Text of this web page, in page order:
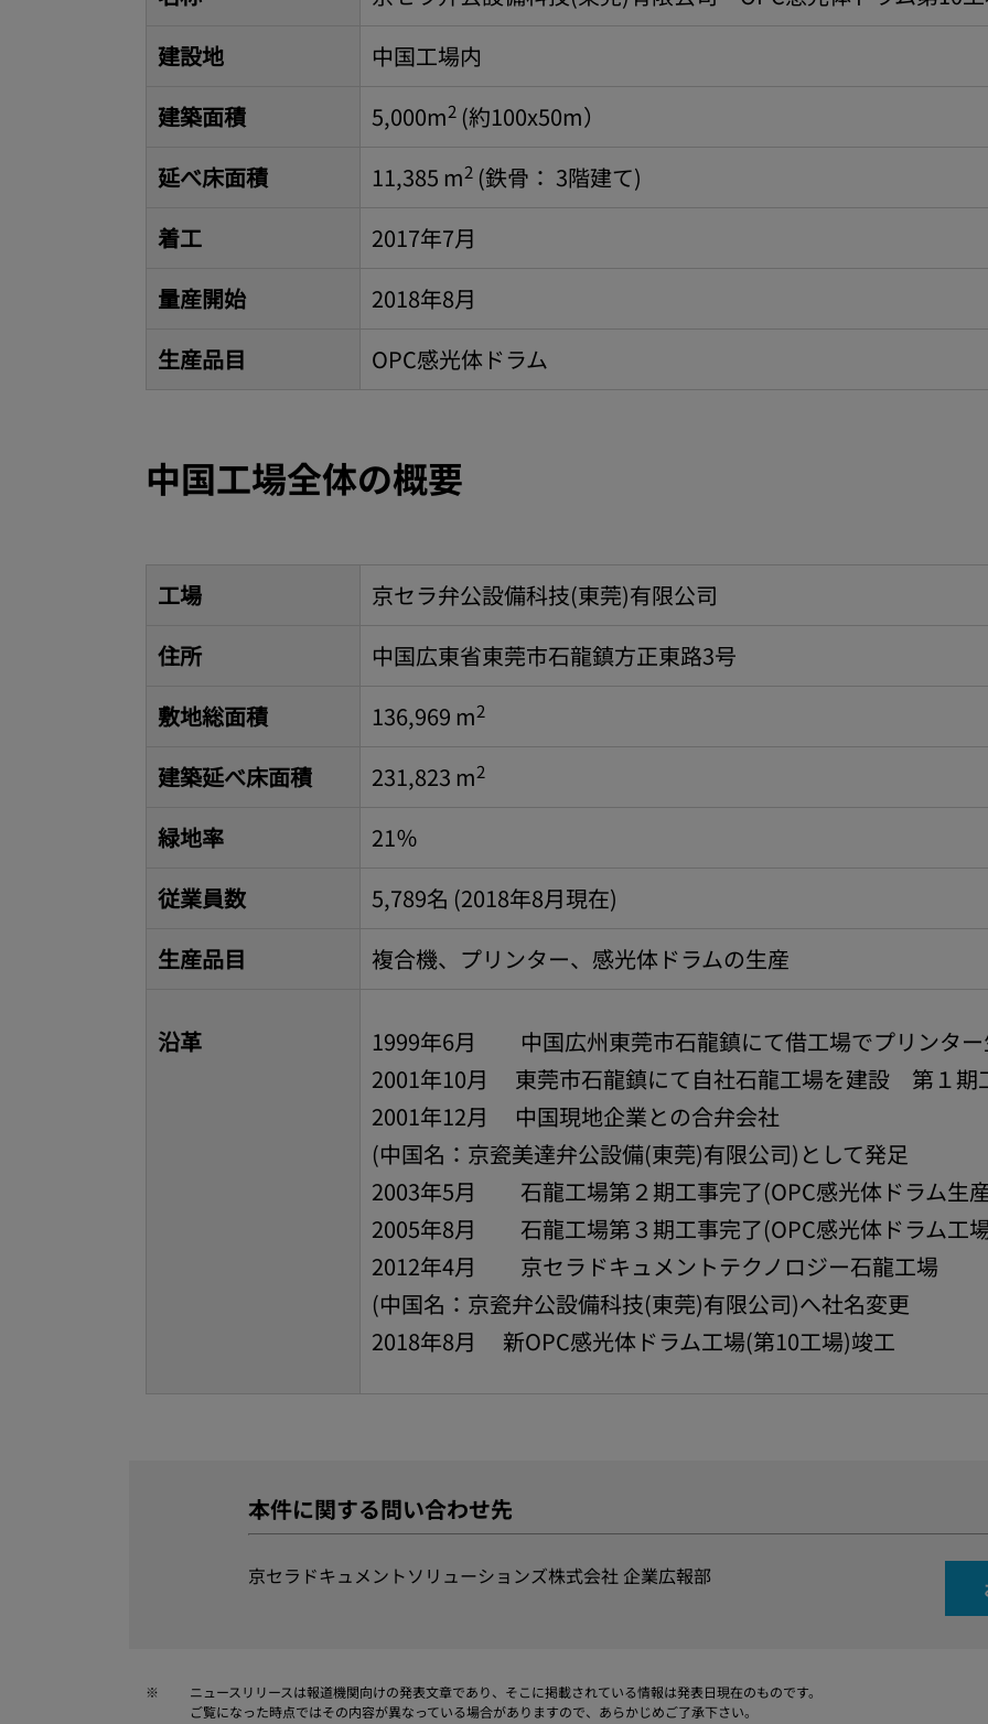
建設地
中国工場内
建築面積
5,000m2 (約100x50m）
延べ床面積
11,385 m2 (鉄骨： 3階建て)
着工
2017年7月
量産開始
2018年8月
生産品目
OPC感光体ドラム
中国工場全体の概要
工場
京セラ弁公設備科技(東莞)有限公司
住所
中国広東省東莞市石龍鎮方正東路3号
敷地総面積
136,969 m2
建築延べ床面積 231,823 m2
緑地率
21％
従業員数
5,789名 (2018年8月現在)
生産品目
複合機、プリンター、感光体ドラムの生産
沿革
1999年6月 中国広州東莞市石龍鎮にて借工場でプリンター
2001年10月 東莞市石龍鎮にて自社石龍工場を建設 第１期
2001年12月 中国現地企業との合弁会社
(中国名：京瓷美達弁公設備(東莞)有限公司)として発足
2003年5月 石龍工場第２期工事完了(OPC感光体ドラム生
2005年8月 石龍工場第３期工事完了(OPC感光体ドラム工
2012年4月 京セラドキュメントテクノロジー石龍工場
(中国名：京瓷弁公設備科技(東莞)有限公司)へ社名変更
2018年8月 新OPC感光体ドラム工場(第10工場)竣工
本件に関する問い合わせ先
京セラドキュメントソリューションズ株式会社 企業広報部
※
ニュースリリースは報道機関向けの発表文章であり、そこに掲載されている情報は発表日現在のものです。
ご覧になった時点ではその内容が異なっている場合がありますので、あらかじめご了承下さい。